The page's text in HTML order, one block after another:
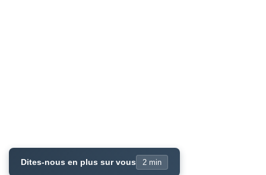
Dites-nous en plus sur vous 2 min